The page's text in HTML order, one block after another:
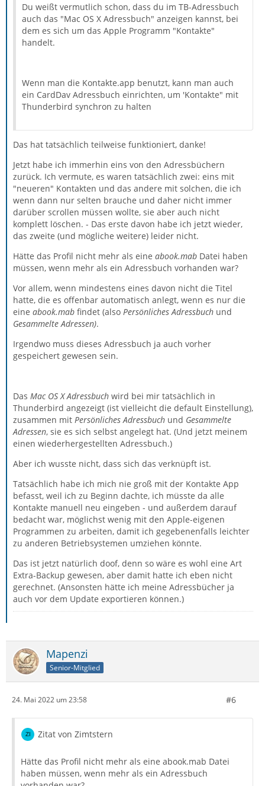
Du weißt vermutlich schon, dass du im TB-Adressbuch
auch das "Mac OS X Adressbuch" anzeigen kannst, bei
dem es sich um das Apple Programm "Kontakte"
handelt.
Wenn man die Kontakte.app benutzt, kann man auch
ein CardDav Adressbuch einrichten, um 'Kontakte" mit
Thunderbird synchron zu halten
Das hat tatsächlich teilweise funktioniert, danke!
Jetzt habe ich immerhin eins von den Adressbüchern
zurück. Ich vermute, es waren tatsächlich zwei: eins mit
"neueren" Kontakten und das andere mit solchen, die ich
wenn dann nur selten brauche und daher nicht immer
darüber scrollen müssen wollte, sie aber auch nicht
komplett löschen. - Das erste davon habe ich jetzt wieder,
das zweite (und mögliche weitere) leider nicht.
Hätte das Profil nicht mehr als eine abook.mab Datei haben
müssen, wenn mehr als ein Adressbuch vorhanden war?
Vor allem, wenn mindestens eines davon nicht die Titel
hatte, die es offenbar automatisch anlegt, wenn es nur die
eine abook.mab findet (also Persönliches Adressbuch und
Gesammelte Adressen).
Irgendwo muss dieses Adressbuch ja auch vorher
gespeichert gewesen sein.
Das Mac OS X Adressbuch wird bei mir tatsächlich in
Thunderbird angezeigt (ist vielleicht die default Einstellung),
zusammen mit Persönliches Adressbuch und Gesammelte
Adressen, sie es sich selbst angelegt hat. (Und jetzt meinem
einen wiederhergestellten Adressbuch.)
Aber ich wusste nicht, dass sich das verknüpft ist.
Tatsächlich habe ich mich nie groß mit der Kontakte App
befasst, weil ich zu Beginn dachte, ich müsste da alle
Kontakte manuell neu eingeben - und außerdem darauf
bedacht war, möglichst wenig mit den Apple-eigenen
Programmen zu arbeiten, damit ich gegebenenfalls leichter
zu anderen Betriebsystemen umziehen könnte.
Das ist jetzt natürlich doof, denn so wäre es wohl eine Art
Extra-Backup gewesen, aber damit hatte ich eben nicht
gerechnet. (Ansonsten hätte ich meine Adressbücher ja
auch vor dem Update exportieren können.)
Mapenzi
Senior-Mitglied
24. Mai 2022 um 23:58 #6
Zitat von Zimtstern
Hätte das Profil nicht mehr als eine abook.mab Datei
haben müssen, wenn mehr als ein Adressbuch